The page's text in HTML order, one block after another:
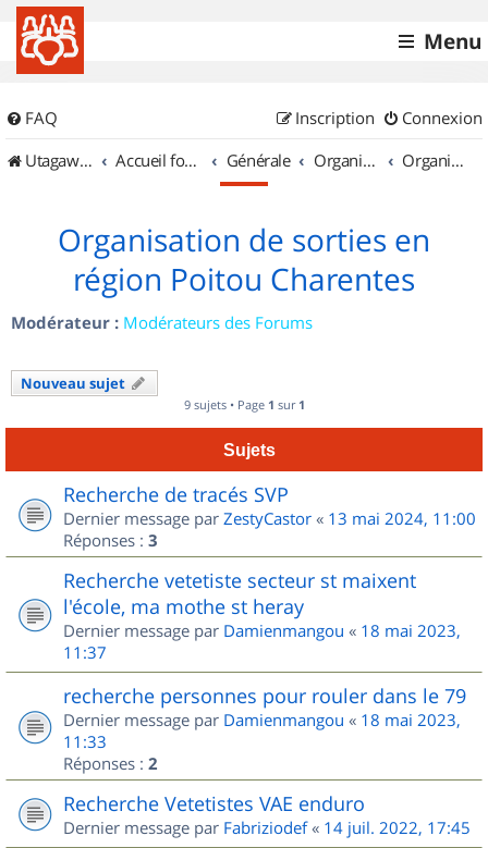
Menu
FAQ Connexion
Inscription
UtagawaVTT (Randos VTT et VTTAE avec traces GPS)
Accueil forum Générale Organisation de sorties & Recherche de partenaires Organisation de sorties en région Poitou Charentes
Organisation de sorties en
région Poitou Charentes
Modérateur : Modérateurs des Forums
Nouveau sujet
9 sujets • Page 1 sur 1
Sujets
Recherche de tracés SVP
Dernier message par ZestyCastor « 13 mai 2024, 11:00
Réponses : 3
Recherche vetetiste secteur st maixent
l'école, ma mothe st heray
Dernier message par Damienmangou « 18 mai 2023,
11:37
recherche personnes pour rouler dans le 79
Dernier message par Damienmangou « 18 mai 2023,
11:33
Réponses : 2
Recherche Vetetistes VAE enduro
Dernier message par Fabriziodef« 14 juil. 2022, 17:45